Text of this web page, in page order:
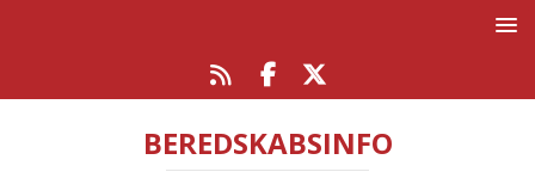
BEREDSKABSINFO